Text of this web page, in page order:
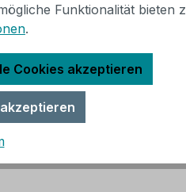
schwarz |
Gitter-Design. Hier
Funktionalität bieten
.
Cookies akzeptieren